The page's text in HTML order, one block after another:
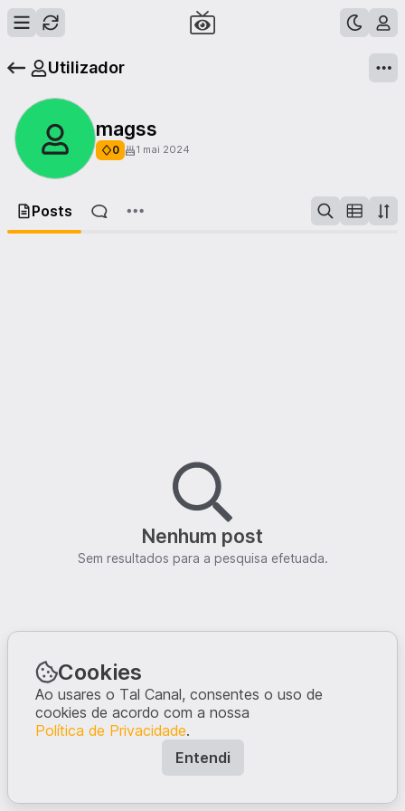
Utilizador
magss
0 1 mai 2024
Posts
Nenhum post
Sem resultados para a pesquisa efetuada.
Cookies
Ao usares o Tal Canal, consentes o uso de
cookies de acordo com a nossa
Política de Privacidade.
Entendi